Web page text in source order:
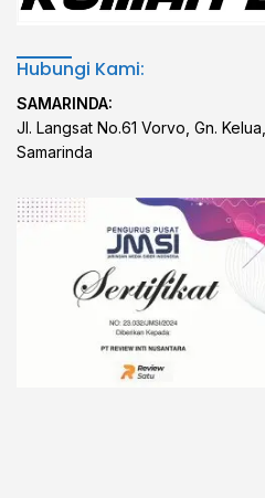
Hubungi Kami:
SAMARINDA:
Jl. Langsat No.61 Vorvo, Gn.
Samarinda